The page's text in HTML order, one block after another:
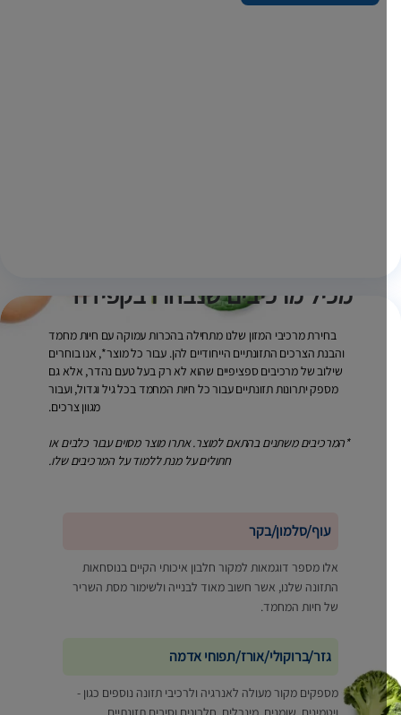
מכיל מרכיבים שנבחרו בקפידה
בחירת מרכיבי המזון שלנו מתחילה בהכרות עמוקה עם חיות מחמד
והבנת הצרכים התזונתיים הייחודיים להן. עבור כל מוצר*, אנו בוחרים
שילוב של מרכיבים ספציפיים שהוא לא רק בעל טעם נהדר, אלא גם
מספק יתרונות תזונתיים עבור כל חיות המחמד בכל גיל וגדול, ועבור
מגוון צרכים.
*המרכיבים משתנים בהתאם למוצר. אתרו מוצר מסוים עבור כלבים או
חתולים על מנת ללמוד על המרכיבים שלו.
עוף/סלמון/בקר
אלו מספר דוגמאות למקור חלבון איכותי הקיים בנוסחאות
התזונה שלנו, אשר חשוב מאוד לבנייה ולשימור מסת השריר
של חיות המחמד.
גזר/ברוקולי/אורז/תפוחי אדמה
מספקים מקור מעולה לאנרגיה ולרכיבי תזונה נוספים כגון -